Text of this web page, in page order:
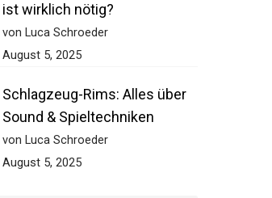
Drumsticks wechseln: Wie
oft ist wirklich nötig?
von Luca Schroeder
Schlagzeug-Rims: Alles über
Sound & Spieltechniken
von Luca Schroeder